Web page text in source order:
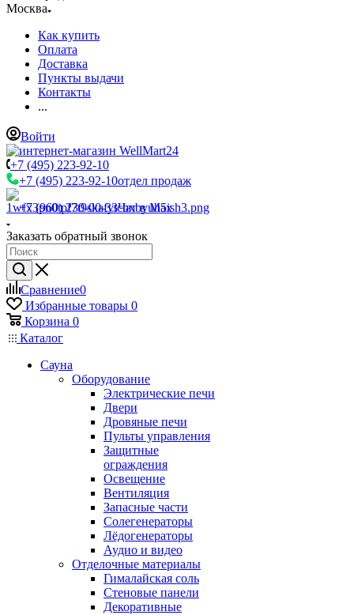
Москва
Как купить
Оплата
Доставка
Пункты выдачи
Контакты
...
Войти
+7 (495) 223-92-10
+7 (495) 223-92-10отдел продаж
+7 (960) 230-00-33Чат в Max
Заказать обратный звонок
Сравнение0
Избранные товары 0
Корзина 0
Каталог
Сауна
Оборудование
Электрические печи
Двери
Дровяные печи
Пульты управления
Защитные
ограждения
Освещение
Вентиляция
Запасные части
Солегенераторы
Лёдогенераторы
Аудио и видео
Отделочные материалы
Гималайская соль
Стеновые панели
Декоративные